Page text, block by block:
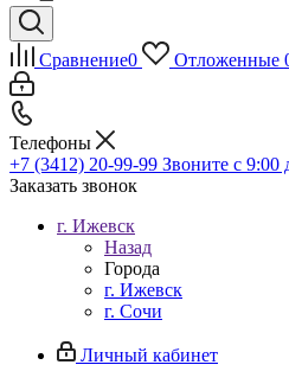
Сравнение0 Отложенные
Телефоны
+7 (3412) 20-99-99 Звоните с 9:00
Заказать звонок
г. Ижевск
Назад
Города
г. Ижевск
г. Сочи
Личный кабинет